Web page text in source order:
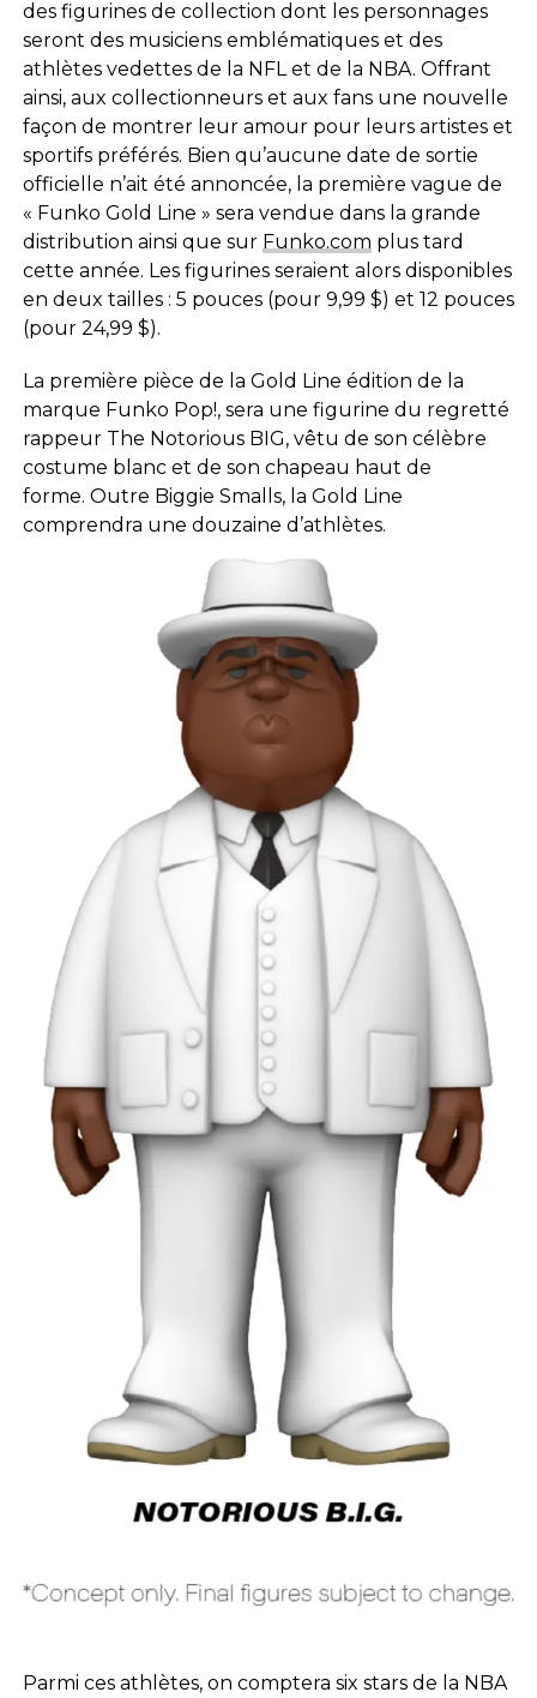
des figurines de collection dont les personnages
seront des musiciens emblématiques et des
athlètes vedettes de la NFL et de la NBA. Offrant
ainsi, aux collectionneurs et aux fans une nouvelle
façon de montrer leur amour pour leurs artistes et
sportifs préférés. Bien qu’aucune date de sortie
officielle n’ait été annoncée, la première vague de
« Funko Gold Line » sera vendue dans la grande
distribution ainsi que sur Funko.com plus tard
cette année. Les figurines seraient alors disponibles
en deux tailles : 5 pouces (pour 9,99 $) et 12 pouces
(pour 24,99 $).
La première pièce de la Gold Line édition de la
marque Funko Pop!, sera une figurine du regretté
rappeur The Notorious BIG, vêtu de son célèbre
costume blanc et de son chapeau haut de
forme. Outre Biggie Smalls, la Gold Line
comprendra une douzaine d’athlètes.
Parmi ces athlètes, on comptera six stars de la NBA